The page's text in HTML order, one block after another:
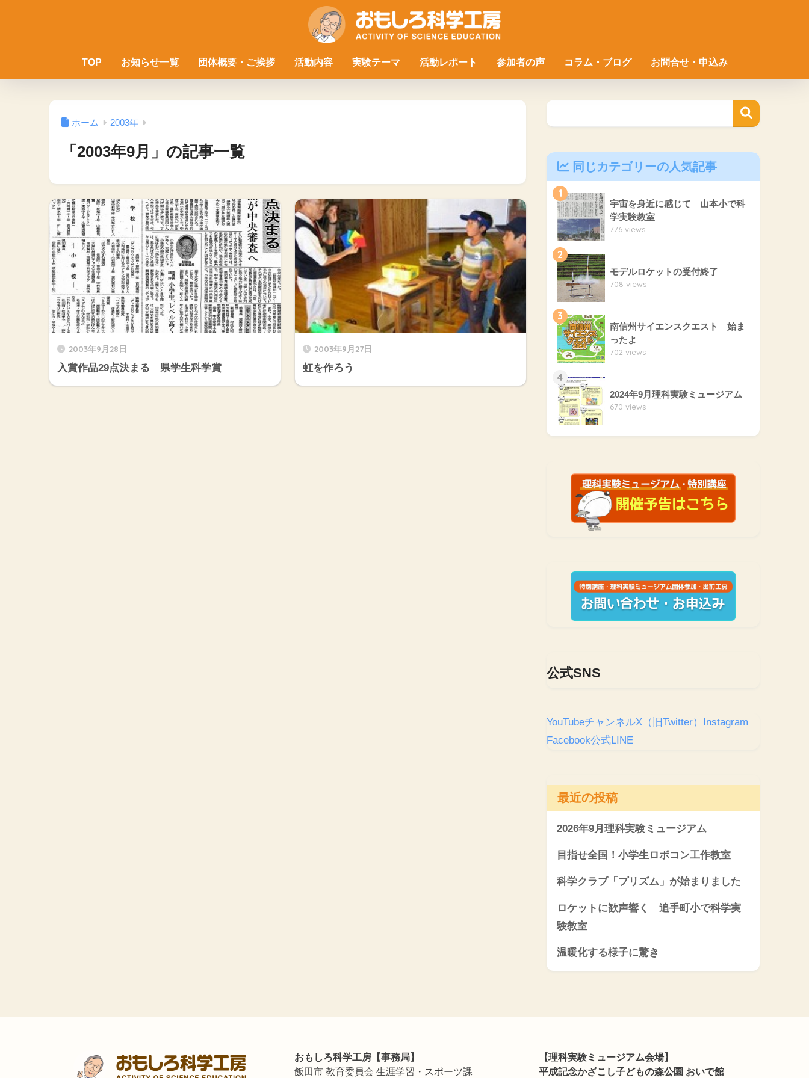
TOP お知らせ一覧 団体概要・ご挨拶 活動内容 実験テーマ 活動レポート 参加者の声 コラム・ブログ お問合せ・申込み
ホーム 2003年
「2003年9月」の記事一覧
2003年9月28日
入賞作品29点決まる 県学生科学賞
2003年9月27日
虹を作ろう
同じカテゴリーの人気記事
1
宇宙を身近に感じて 山本小で科
学実験教室
776 views
2
モデルロケットの受付終了
708 views
3
南信州サイエンスクエスト 始ま
ったよ
702 views
4
2024年9月理科実験ミュージアム
670 views
公式SNS
YouTubeチャンネルX（旧Twitter） Instagram
Facebook公式LINE
最近の投稿
2026年9月理科実験ミュージアム
目指せ全国！小学生ロボコン工作教室
科学クラブ「プリズム」が始まりました
ロケットに歓声響く 追手町小で科学実
験教室
温暖化する様子に驚き
おもしろ科学工房【事務局】
飯田市 教育委員会 生涯学習・スポーツ課
【理科実験ミュージアム会場】
平成記念かざこし子どもの森公園 おいで館